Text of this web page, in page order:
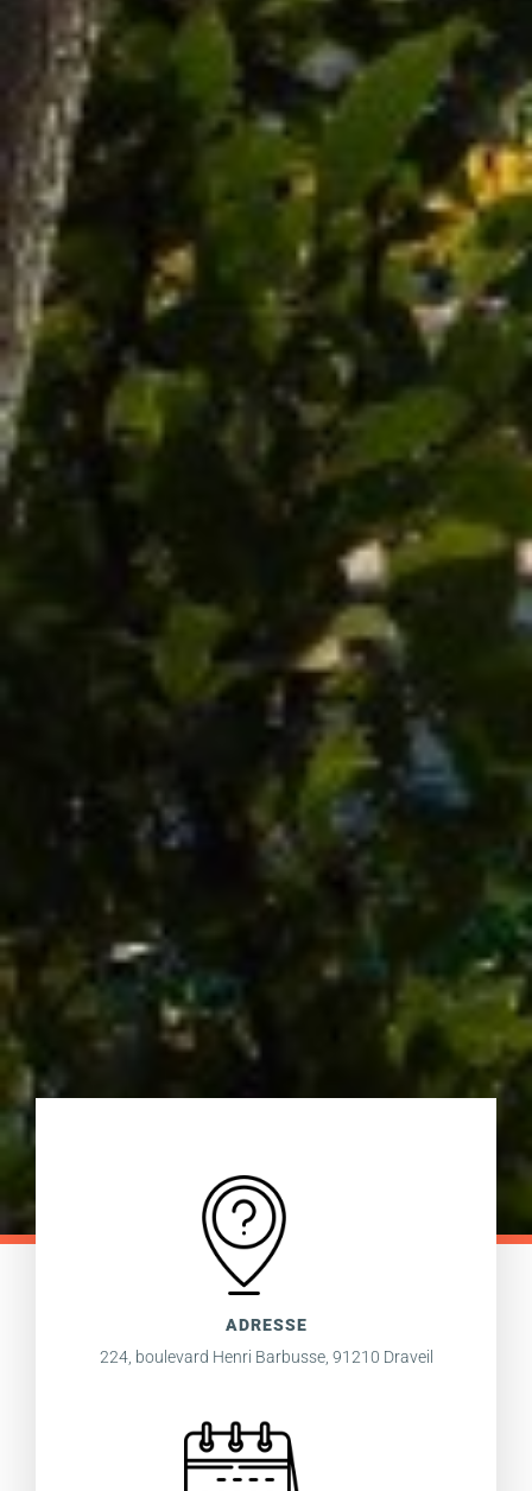
ADRESSE
224, boulevard Henri Barbusse, 91210 Draveil